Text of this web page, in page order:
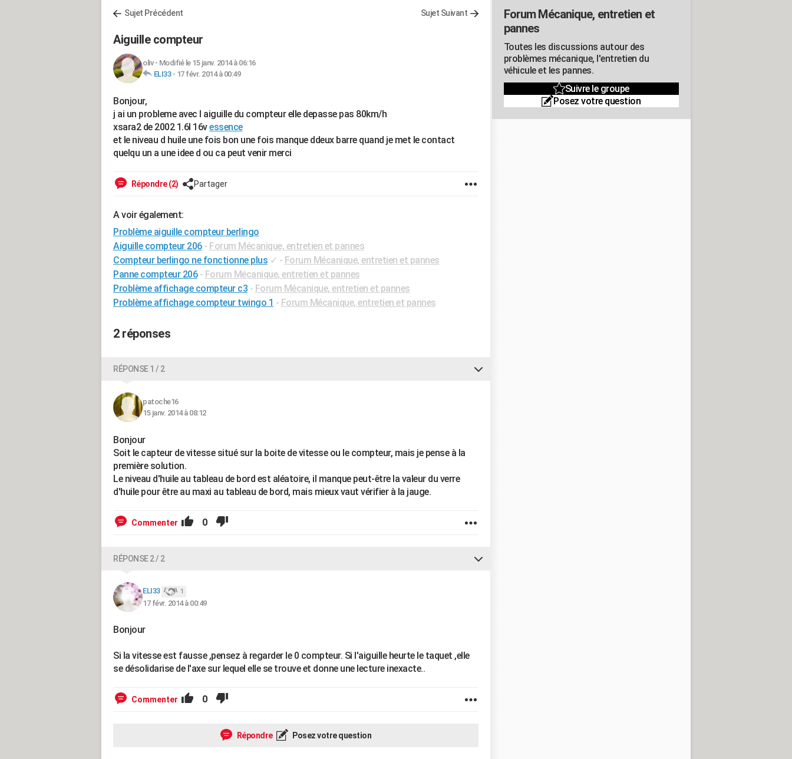
Sujet Précédent Sujet Suivant
Aiguille compteur
oliv- Modifié le 15 janv. 2014 à 06:16
ELI33- 17 févr. 2014 à 00:49
Bonjour,
j ai un probleme avec l aiguille du compteur elle depasse pas 80km/h
xsara2 de 2002 1.6l 16vessence
et le niveau d huile une fois bon une fois manque ddeux barre quand je met le contact
quelqu un a une idee d ou ca peut venir merci
Répondre (2) Partager
A voir également:
Problème aiguille compteur berlingo
Aiguille compteur 206 - Forum Mécanique, entretien et pannes
Compteur berlingo ne fonctionne plus ✓ - Forum Mécanique, entretien et pannes
Panne compteur 206 - Forum Mécanique, entretien et pannes
Problème affichage compteur c3 - Forum Mécanique, entretien et pannes
Problème affichage compteur twingo 1 - Forum Mécanique, entretien et pannes
2 réponses
RÉPONSE 1 / 2
patoche16
15 janv. 2014 à 08:12
Bonjour
Soit le capteur de vitesse situé sur la boite de vitesse ou le compteur, mais je pense à la
première solution.
Le niveau d'huile au tableau de bord est aléatoire, il manque peut-être la valeur du verre
d'huile pour être au maxi au tableau de bord, mais mieux vaut vérifier à la jauge.
Commenter 0
RÉPONSE 2 / 2
ELI33 1
17 févr. 2014 à 00:49
Bonjour
Si la vitesse est fausse ,pensez à regarder le 0 compteur. Si l'aiguille heurte le taquet ,elle
se désolidarise de l'axe sur lequel elle se trouve et donne une lecture inexacte..
Commenter 0
Répondre Posez votre question
Forum Mécanique, entretien et
pannes
Toutes les discussions autour des
problèmes mécanique, l'entretien du
véhicule et les pannes.
Suivre le groupe
Posez votre question